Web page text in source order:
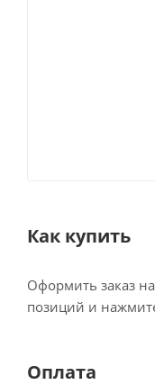
Как купить
Оформить заказ
позиций и
Оплата